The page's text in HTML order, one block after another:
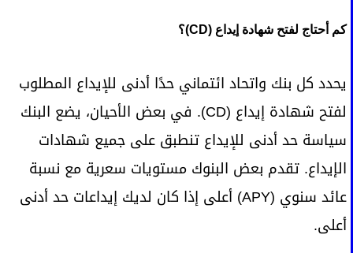
كم أحتاج لفتح شهادة إيداع (CD)؟
يحدد كل بنك واتحاد ائتماني حدًا أدنى للإيداع المطلوب
لفتح شهادة إيداع (CD). في بعض الأحيان، يضع البنك
سياسة حد أدنى للإيداع تنطبق على جميع شهادات
الإيداع. تقدم بعض البنوك مستويات سعرية مع نسبة
عائد سنوي (APY) أعلى إذا كان لديك إيداعات حد أدنى
أعلى.